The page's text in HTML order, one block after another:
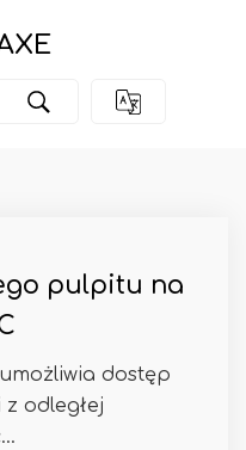
pulpitu na
dostęp
odległej